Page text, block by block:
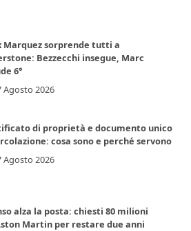
Marquez sorprende tutti a
Bezzecchi insegue, Marc
6°
Agosto 2026
di proprietà e documento unico
cosa sono e perché servono
Agosto 2026
alza la posta: chiesti 80 milioni
Martin per restare due anni